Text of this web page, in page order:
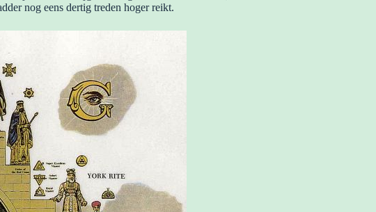
nog eens dertig treden hoger reikt.